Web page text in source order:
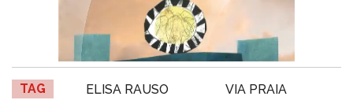
TAG ELISA RAUSO
VIA PRAIA